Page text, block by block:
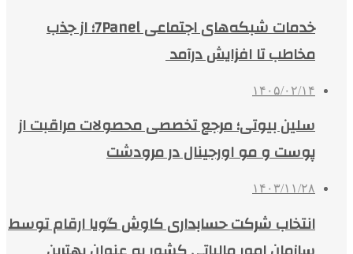
خدمات شبکه‌های اجتماعی 7Panel؛ از جذب
مخاطب تا افزایش درآمد
۱۴۰۵/۰۲/۱۴
سلین بیوتی؛ مرجع تخصصی محصولات مراقبت از
پوست و مو اورجینال در مرودشت
۱۴۰۳/۱۱/۲۸
انتخاب شرکت حسابداری کاوش گویا ارقام توسط